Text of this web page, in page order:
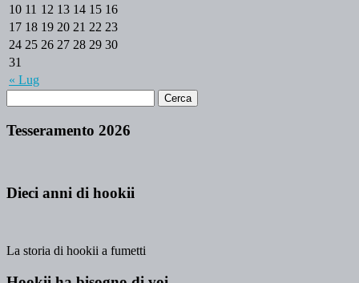
« Lug
10 11 12 13 14 15 16
17 18 19 20 21 22 23
24 25 26 27 28 29 30
31
Tesseramento 2026
Dieci anni di hookii
La storia di hookii a fumetti